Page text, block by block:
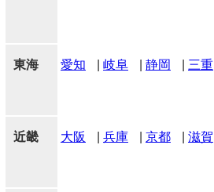
東海 愛知 岐阜 静岡 三重
近畿 大阪 兵庫 京都 滋賀